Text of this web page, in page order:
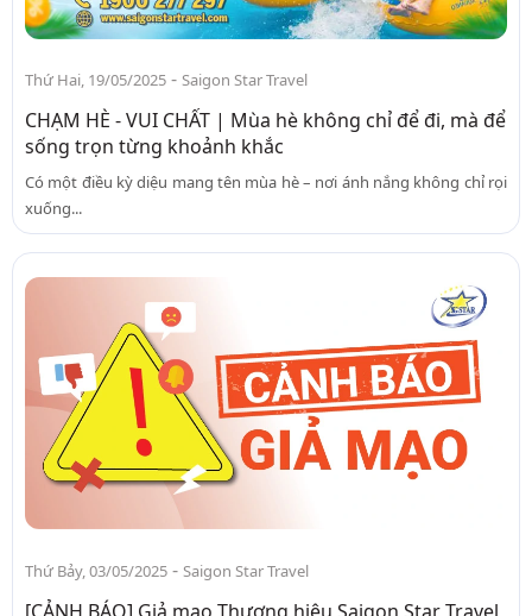
Thứ Hai, 19/05/2025 - Saigon Star Travel
CHẠM HÈ - VUI CHẤT | Mùa hè không chỉ để đi, mà để
sống trọn từng khoảnh khắc
Có một điều kỳ diệu mang tên mùa hè – nơi ánh nắng không chỉ rọi
xuống...
Thứ Bảy, 03/05/2025 - Saigon Star Travel
[CẢNH BÁO] Giả mạo Thương hiệu Saigon Star Travel